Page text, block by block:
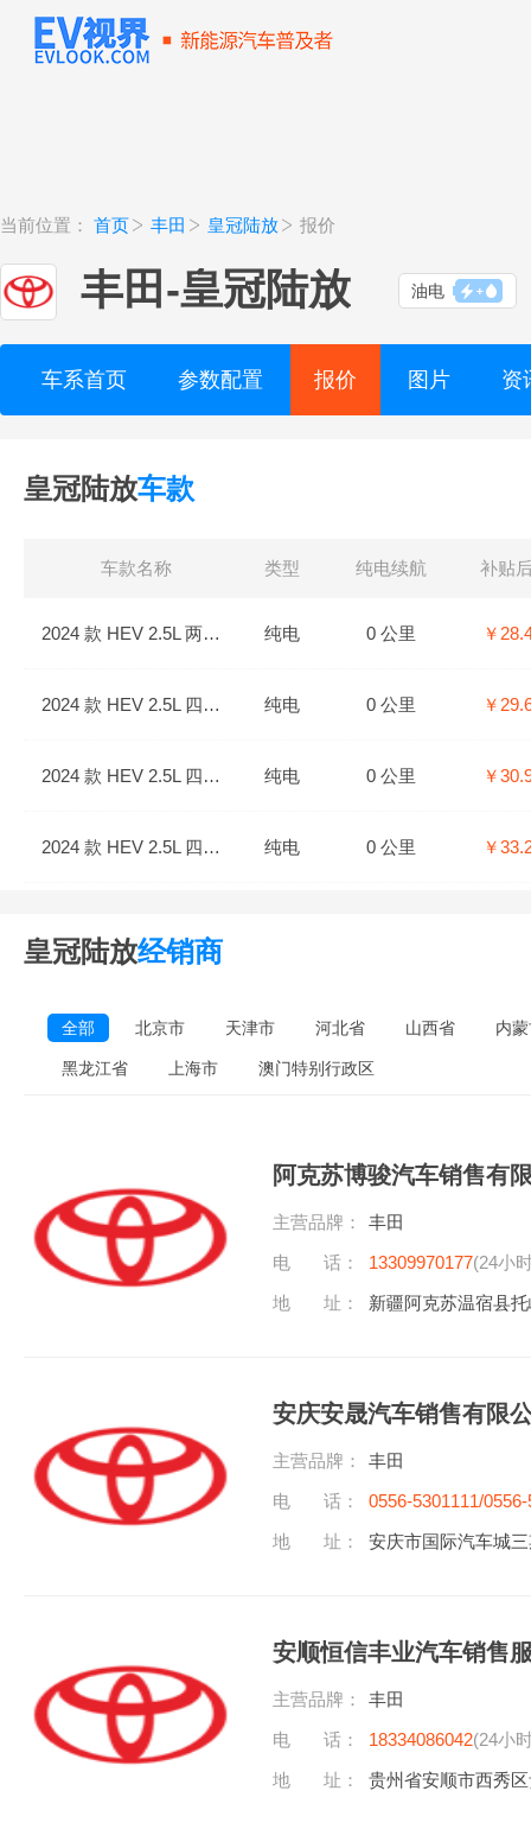
当前位置： 首页 丰田 皇冠陆放 报价
丰田 -皇冠陆放 油电
车系首页 参数配置 报价 图片 资
皇冠陆放车款
车款名称 类型 纯电续航 补贴
2024 款 HEV 2.5L 两驱豪华版 7座 纯电 0 公里 ￥
2024 款 HEV 2.5L 四驱豪华版 7座 纯电 0 公里 ￥
2024 款 HEV 2.5L 四驱尊贵版 7座 纯电 0 公里 ￥
2024 款 HEV 2.5L 四驱旗舰版 7座 纯电 0 公里 ￥
皇冠陆放经销商
全部 北京市 天津市 河北省 山西省 内
黑龙江省 上海市 澳门特别行政区
阿克苏博骏汽车销售有
主营品牌：
丰田
电 话：
13309970177(24小
地 址：
新疆阿克苏温宿县
安庆安晟汽车销售有限
主营品牌：
丰田
电 话：
0556-5301111/
地 址：
安庆市国际汽车城
安顺恒信丰业汽车销售
主营品牌：
丰田
电 话：
18334086042(24小
地 址：
贵州省安顺市西秀